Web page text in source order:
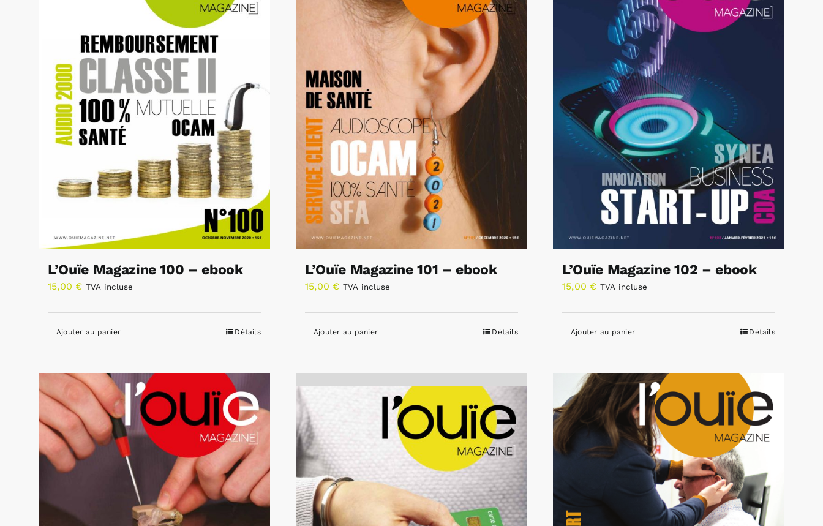
L’Ouïe Magazine 100 – ebook
15,00 € TVA incluse
Ajouter au panier Détails
L’Ouïe Magazine 101 – ebook
15,00 € TVA incluse
Ajouter au panier Détails
L’Ouïe Magazine 102 – ebook
15,00 € TVA incluse
Ajouter au panier Détails